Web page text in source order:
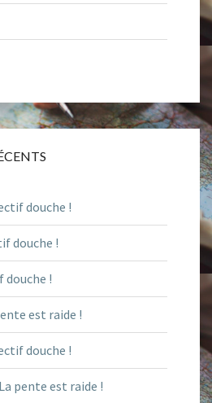
douche !
douche !
douche !
est raide !
douche !
pente est raide !